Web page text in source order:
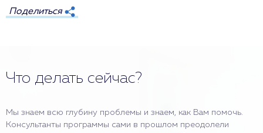
Поделиться
Что делать сейчас?
Мы знаем всю глубину проблемы и знаем, как Вам помочь.
Консультанты программы сами в прошлом преодолели